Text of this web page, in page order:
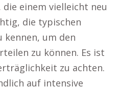
einem vielleicht neu
die typischen
kennen, um den
zu können. Es ist
zu achten.
auf intensive